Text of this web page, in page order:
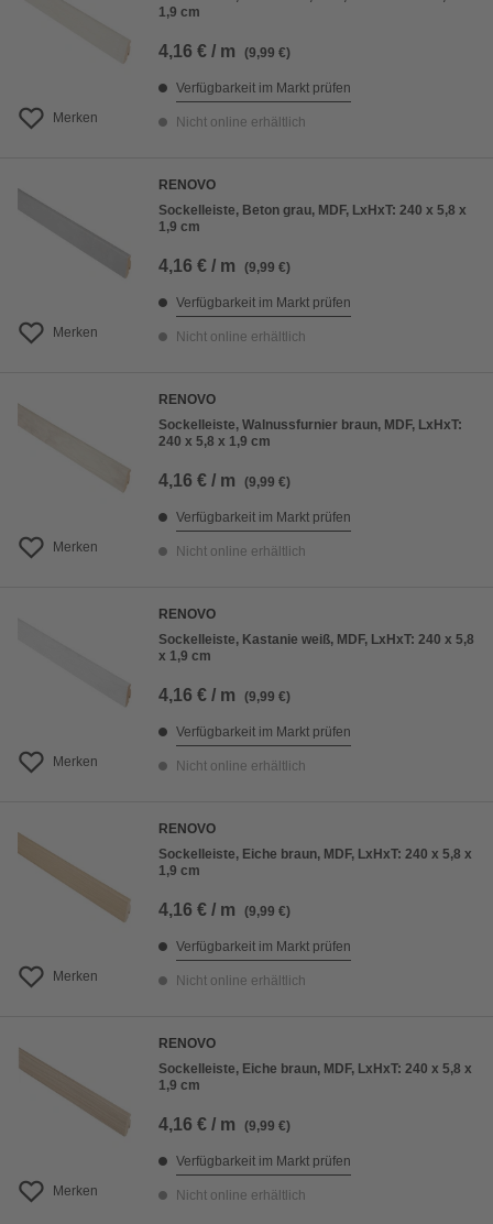
Merken
1,9 cm
4,16 € / m (9,99 €)
Verfügbarkeit im Markt prüfen
Nicht online erhältlich
Merken
RENOVO
Sockelleiste, Beton grau, MDF, LxHxT: 240 x 5,8 x
1,9 cm
4,16 € / m (9,99 €)
Verfügbarkeit im Markt prüfen
Nicht online erhältlich
Merken
RENOVO
Sockelleiste, Walnussfurnier braun, MDF, LxHxT:
240 x 5,8 x 1,9 cm
4,16 € / m (9,99 €)
Verfügbarkeit im Markt prüfen
Nicht online erhältlich
Merken
RENOVO
Sockelleiste, Kastanie weiß, MDF, LxHxT: 240 x 5,8
x 1,9 cm
4,16 € / m (9,99 €)
Verfügbarkeit im Markt prüfen
Nicht online erhältlich
Merken
RENOVO
Sockelleiste, Eiche braun, MDF, LxHxT: 240 x 5,8 x
1,9 cm
4,16 € / m (9,99 €)
Verfügbarkeit im Markt prüfen
Nicht online erhältlich
Merken
RENOVO
Sockelleiste, Eiche braun, MDF, LxHxT: 240 x 5,8 x
1,9 cm
4,16 € / m (9,99 €)
Verfügbarkeit im Markt prüfen
Nicht online erhältlich